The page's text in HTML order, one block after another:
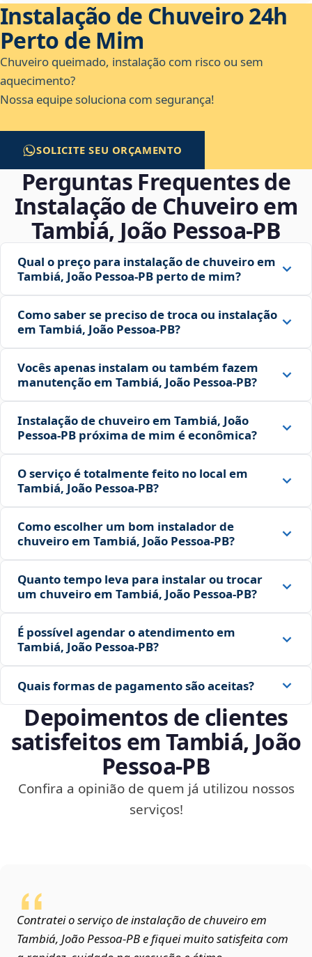
Instalação de Chuveiro 24h
Perto de Mim
Chuveiro queimado, instalação com risco ou sem
aquecimento?
Nossa equipe soluciona com segurança!
SOLICITE SEU ORÇAMENTO
Perguntas Frequentes de
Instalação de Chuveiro em
Tambiá, João Pessoa‑PB
Qual o preço para instalação de chuveiro em
Tambiá, João Pessoa‑PB perto de mim?
Como saber se preciso de troca ou instalação
em Tambiá, João Pessoa‑PB?
Vocês apenas instalam ou também fazem
manutenção em Tambiá, João Pessoa‑PB?
Instalação de chuveiro em Tambiá, João
Pessoa‑PB próxima de mim é econômica?
O serviço é totalmente feito no local em
Tambiá, João Pessoa‑PB?
Como escolher um bom instalador de
chuveiro em Tambiá, João Pessoa‑PB?
Quanto tempo leva para instalar ou trocar
um chuveiro em Tambiá, João Pessoa‑PB?
É possível agendar o atendimento em
Tambiá, João Pessoa‑PB?
Quais formas de pagamento são aceitas?
Depoimentos de clientes
satisfeitos em Tambiá, João
Pessoa‑PB
Confira a opinião de quem já utilizou nossos
serviços!
Contratei o serviço de instalação de chuveiro em
Tambiá, João Pessoa‑PB e fiquei muito satisfeita com